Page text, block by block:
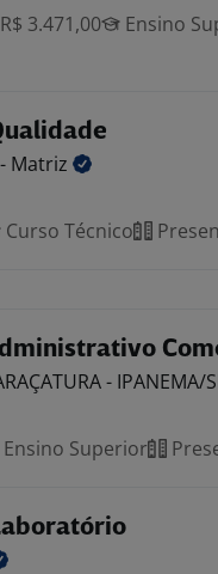
3.471,00
Ensino
Matriz
Curso Técnico
- IPANEMA/
Ensino Superior